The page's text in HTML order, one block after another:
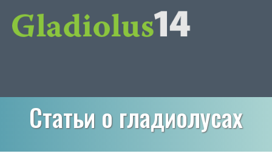
Статьи о гладиолусах